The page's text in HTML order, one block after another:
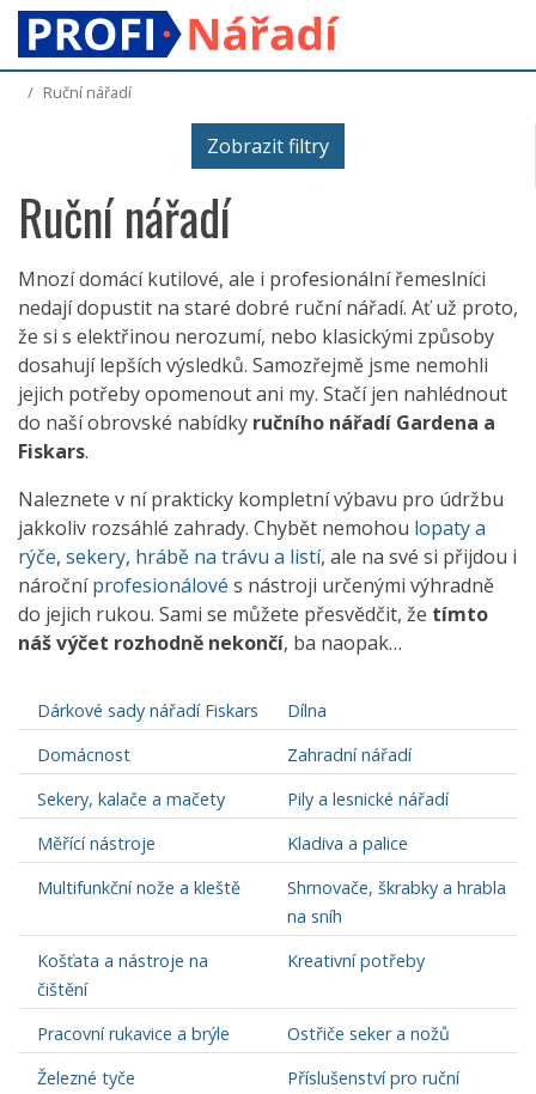
Ruční nářadí
Zobrazit filtry
Ruční nářadí
Mnozí domácí kutilové, ale i profesionální řemeslníci
nedají dopustit na staré dobré ruční nářadí. Ať už proto,
že si s elektřinou nerozumí, nebo klasickými způsoby
dosahují lepších výsledků. Samozřejmě jsme nemohli
jejich potřeby opomenout ani my. Stačí jen nahlédnout
do naší obrovské nabídky ručního nářadí Gardena a
Fiskars.
Naleznete v ní prakticky kompletní výbavu pro údržbu
jakkoliv rozsáhlé zahrady. Chybět nemohou lopaty a
rýče, sekery, hrábě na trávu a listí, ale na své si přijdou i
náročníprofesionálové s nástroji určenými výhradně
do jejich rukou. Sami se můžete přesvědčit, že tímto
náš výčet rozhodně nekončí, ba naopak…
Dárkové sady nářadí Fiskars
Dílna
Domácnost
Zahradní nářadí
Sekery, kalače a mačety
Pily a lesnické nářadí
Měřící nástroje
Kladiva a palice
Multifunkční nože a kleště
Shrnovače, škrabky a hrabla
na sníh
Košťata a nástroje na
čištění
Kreativní potřeby
Pracovní rukavice a brýle
Ostřiče seker a nožů
Železné tyče
Příslušenství pro ruční